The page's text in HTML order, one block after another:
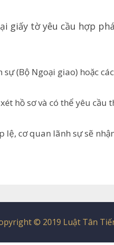
giấy tờ yêu cầu hợp
sự (Bộ Ngoại giao) hoặc
hồ sơ và có thể yêu
lệ, cơ quan lãnh sự sẽ
© 2019 Luật Tân